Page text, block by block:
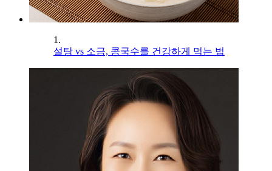
1.
설탕 vs 소금, 콩국수를 건강하게 먹는 법